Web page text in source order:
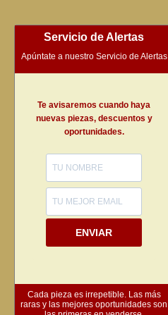
Servicio de Alertas
Apúntate a nuestro Servicio de Alertas
Te avisaremos cuando haya
nuevas piezas, descuentos y
oportunidades.
ENVIAR
Cada pieza es irrepetible. Las más
raras y las mejores oportunidades son